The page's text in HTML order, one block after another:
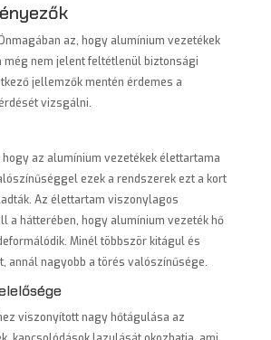
az, hogy alumínium vezetékek
még nem jelent feltétlenül biztonsági
jellemzők mentén érdemes a
vizsgálni.
az alumínium vezetékek élettartama
ezek a rendszerek ezt a kort
Az élettartam viszonylagos
a hátterében, hogy alumínium vezeték hő
Minél többször kitágul és
annál nagyobb a törés valószínűsége.
viszonyított nagy hőtágulása az